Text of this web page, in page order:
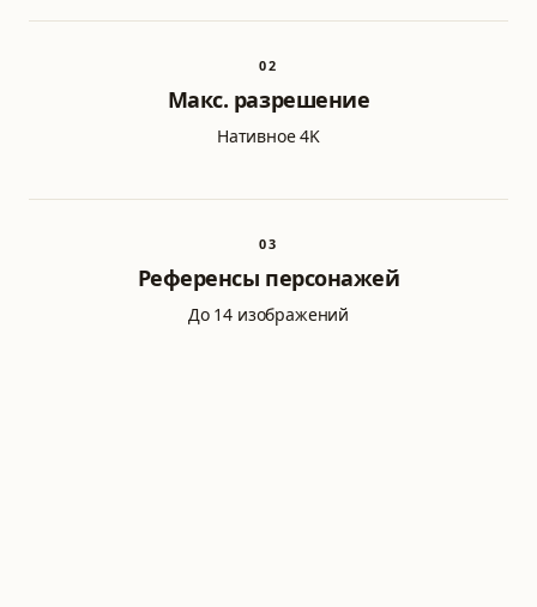
02
Макс. разрешение
Нативное 4K
03
Референсы персонажей
До 14 изображений